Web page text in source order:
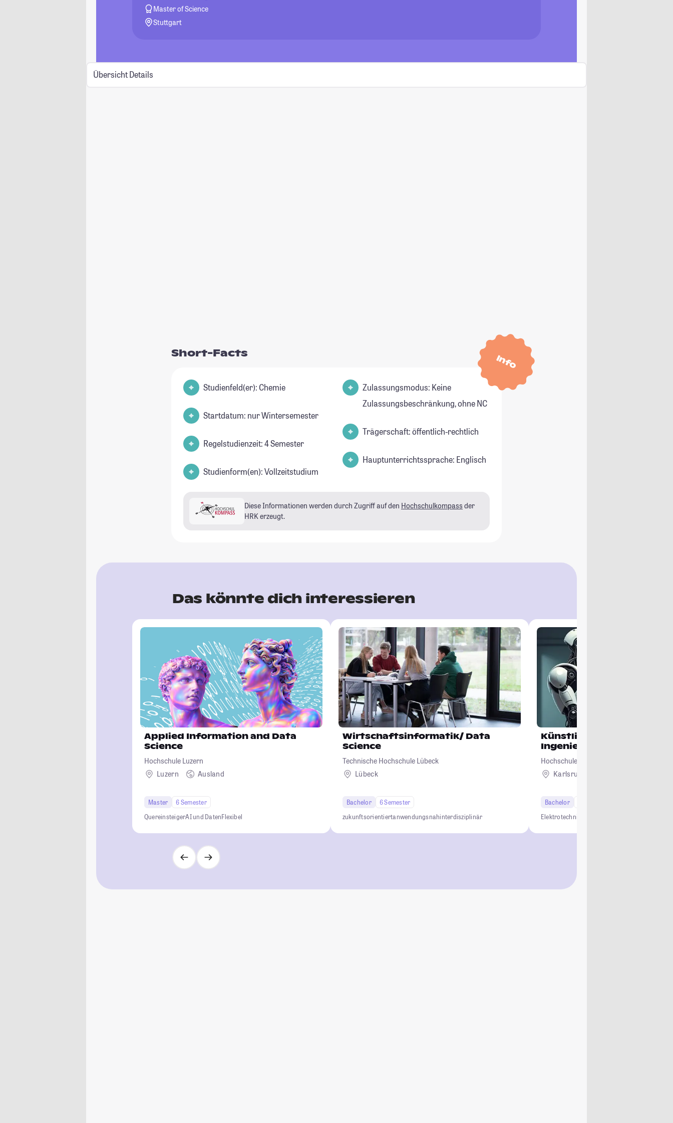
Master of Science
Stuttgart
Übersicht Details
Info
Short-Facts
Studienfeld(er): Chemie
Startdatum: nur Wintersemester
Regelstudienzeit: 4 Semester
Studienform(en): Vollzeitstudium
Zulassungsmodus: Keine
Zulassungsbeschränkung, ohne NC
Trägerschaft: öffentlich-rechtlich
Hauptunterrichtssprache: Englisch
Diese Informationen werden durch Zugriff auf den Hochschulkompass der
HRK erzeugt.
Das könnte dich interessieren
Applied Information and Data
Science
Hochschule Luzern
Luzern
Ausland
Master
6 Semester
QuereinsteigerAI und DatenFlexibel
Wirtschaftsinformatik/ Data
Science
Technische Hochschule Lübeck
Lübeck
Bachelor
6 Semester
zukunftsorientiertanwendungsnahinterdisziplinär
Künstliche Intelligenz in
Ingenieurwissenschaften
Hochschule Karlsruhe - Technik und
Karlsruhe
Bachelor
Elektrotechnik